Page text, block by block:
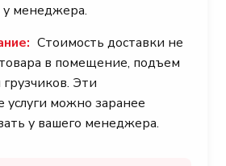
у менеджера.
Стоимость доставки не
в помещение, подъем
Эти
можно заранее
у вашего менеджера.